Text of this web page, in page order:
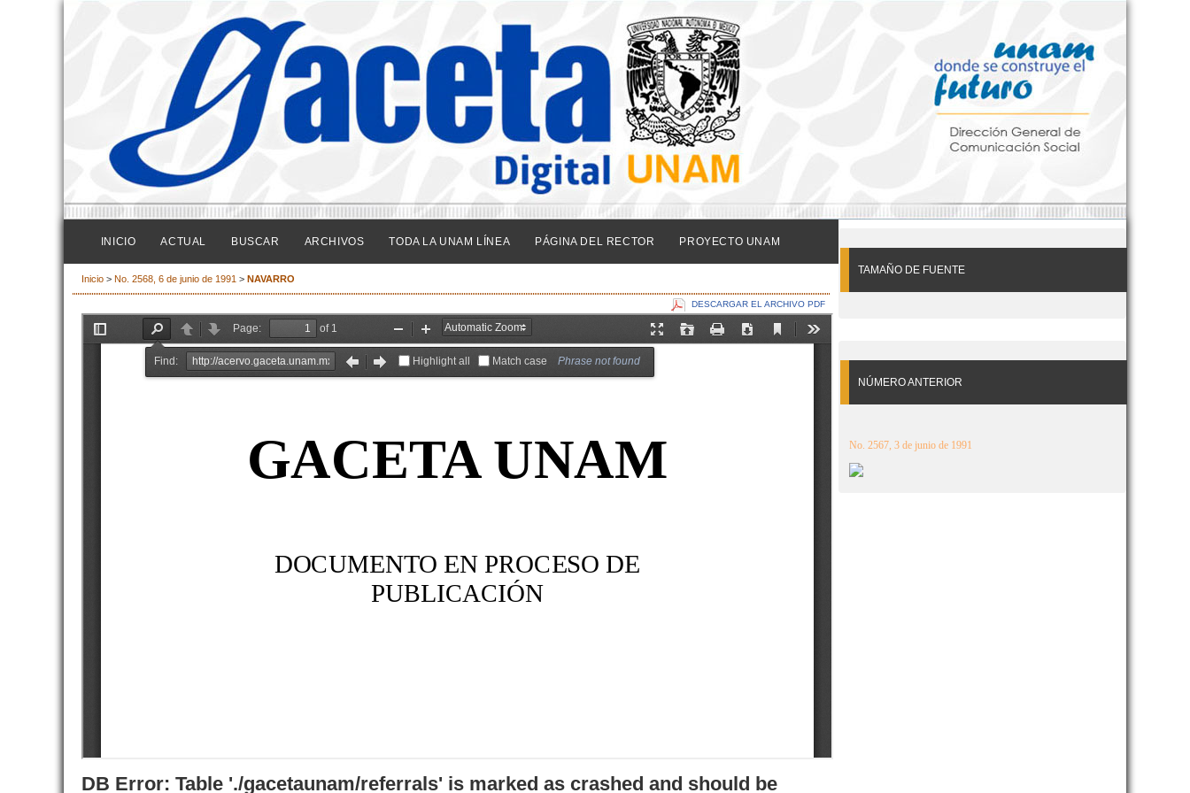
TAMAÑO DE FUENTE
NÚMERO ANTERIOR
No. 2567, 3 de junio de 1991
INICIO ACTUAL BUSCAR ARCHIVOS TODA LA UNAM LÍNEA PÁGINA DEL RECTOR PROYECTO UNAM
Inicio > No. 2568, 6 de junio de 1991 > NAVARRO
DESCARGAR EL ARCHIVO PDF
DB Error: Table './gacetaunam/referrals' is marked as crashed and should be